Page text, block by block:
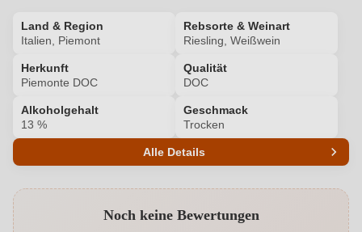
Land & Region
Italien, Piemont
Rebsorte & Weinart
Riesling, Weißwein
Herkunft
Piemonte DOC
Qualität
DOC
Alkoholgehalt
13 %
Geschmack
Trocken
Alle Details
Alkoholgehalt in % 13 %
Noch keine Bewertungen